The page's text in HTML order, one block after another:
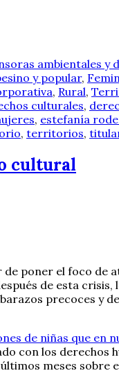
ambientales y
y popular,
, Rural,
culturales,
, estefanía
, territorios,
cultural
poner el foco de
de esta
precoces y
de niñas que en
con los derechos
meses sobre